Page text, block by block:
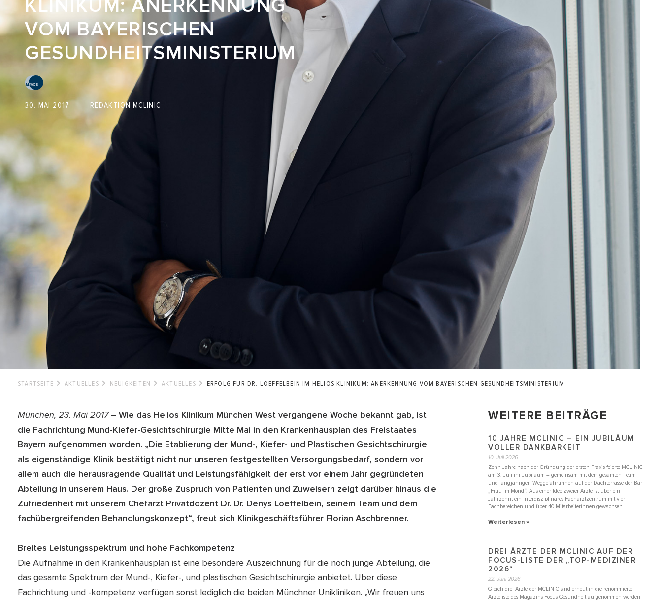
KLINIKUM: ANERKENNUNG
VOM BAYERISCHEN
GESUNDHEITSMINISTERIUM
30. MAI 2017 REDAKTION MCLINIC
STARTSEITE AKTUELLES NEUIGKEITEN AKTUELLES ERFOLG FÜR DR. LOEFFELBEIN IM HELIOS KLINIKUM: ANERKENNUNG VOM BAYERISCHEN GESUNDHEITSMINISTERIUM
München, 23. Mai 2017 – Wie das Helios Klinikum München West vergangene Woche bekannt gab, ist
die Fachrichtung Mund-Kiefer-Gesichtschirurgie Mitte Mai in den Krankenhausplan des Freistaates
Bayern aufgenommen worden. „Die Etablierung der Mund-, Kiefer- und Plastischen Gesichtschirurgie
als eigenständige Klinik bestätigt nicht nur unseren festgestellten Versorgungsbedarf, sondern vor
allem auch die herausragende Qualität und Leistungsfähigkeit der erst vor einem Jahr gegründeten
Abteilung in unserem Haus. Der große Zuspruch von Patienten und Zuweisern zeigt darüber hinaus die
Zufriedenheit mit unserem Chefarzt Privatdozent Dr. Dr. Denys Loeffelbein, seinem Team und dem
fachübergreifenden Behandlungskonzept“, freut sich Klinikgeschäftsführer Florian Aschbrenner.
Breites Leistungsspektrum und hohe Fachkompetenz
Die Aufnahme in den Krankenhausplan ist eine besondere Auszeichnung für die noch junge Abteilung, die
das gesamte Spektrum der Mund-, Kiefer-, und plastischen Gesichtschirurgie anbietet. Über diese
Fachrichtung und -kompetenz verfügen sonst lediglich die beiden Münchner Unikliniken. „Wir freuen uns
WEITERE BEITRÄGE
10 JAHRE MCLINIC – EIN JUBILÄUM
VOLLER DANKBARKEIT
10. Juli 2026
Zehn Jahre nach der Gründung der ersten Praxis feierte MCLINIC
am 3. Juli ihr Jubiläum – gemeinsam mit dem gesamten Team
und langjährigen Weggefährtinnen auf der Dachterrasse der Bar
„Frau im Mond“. Aus einer Idee zweier Ärzte ist über ein
Jahrzehnt ein interdisziplinäres Facharztzentrum mit vier
Fachbereichen und über 40 Mitarbeiterinnen gewachsen.
Weiterlesen »
DREI ÄRZTE DER MCLINIC AUF DER
FOCUS-LISTE DER „TOP-MEDIZINER
2026“
22. Juni 2026
Gleich drei Ärzte der MCLINIC sind erneut in die renommierte
Ärzteliste des Magazins Focus Gesundheit aufgenommen worden